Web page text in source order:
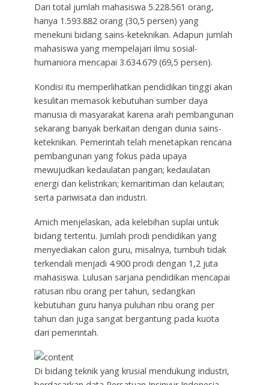
Dari total jumlah mahasiswa 5.228.561 orang,
hanya 1.593.882 orang (30,5 persen) yang
menekuni bidang sains-keteknikan. Adapun jumlah
mahasiswa yang mempelajari ilmu sosial-
humaniora mencapai 3.634.679 (69,5 persen).
Kondisi itu memperlihatkan pendidikan tinggi akan
kesulitan memasok kebutuhan sumber daya
manusia di masyarakat karena arah pembangunan
sekarang banyak berkaitan dengan dunia sains-
keteknikan. Pemerintah telah menetapkan rencana
pembangunan yang fokus pada upaya
mewujudkan kedaulatan pangan; kedaulatan
energi dan kelistrikan; kemaritiman dan kelautan;
serta pariwisata dan industri.
Amich menjelaskan, ada kelebihan suplai untuk
bidang tertentu. Jumlah prodi pendidikan yang
menyediakan calon guru, misalnya, tumbuh tidak
terkendali menjadi 4.900 prodi dengan 1,2 juta
mahasiswa. Lulusan sarjana pendidikan mencapai
ratusan ribu orang per tahun, sedangkan
kebutuhan guru hanya puluhan ribu orang per
tahun dan juga sangat bergantung pada kuota
dari pemerintah.
Di bidang teknik yang krusial mendukung industri,